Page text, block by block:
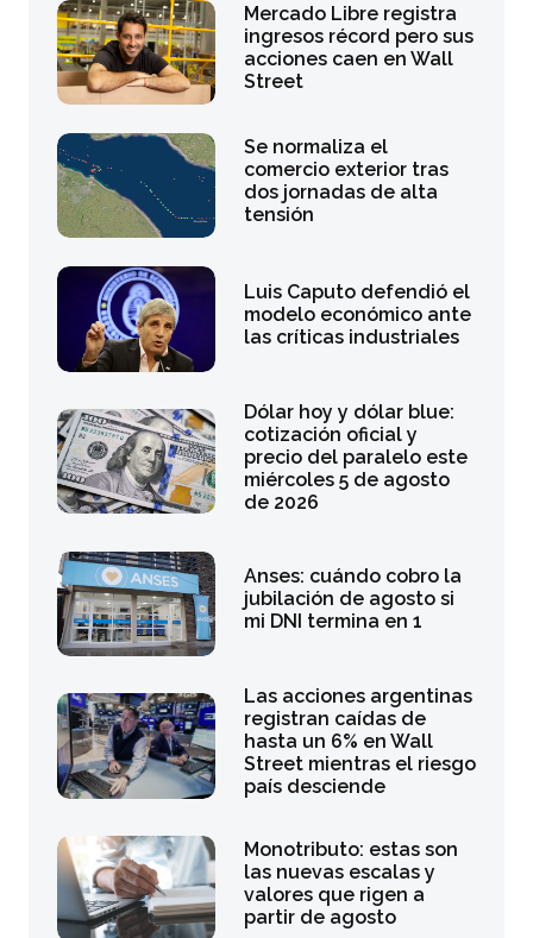
Mercado Libre registra
ingresos récord pero sus
acciones caen en Wall
Street
Se normaliza el
comercio exterior tras
dos jornadas de alta
tensión
Luis Caputo defendió el
modelo económico ante
las críticas industriales
Dólar hoy y dólar blue:
cotización oficial y
precio del paralelo este
miércoles 5 de agosto
de 2026
Anses: cuándo cobro la
jubilación de agosto si
mi DNI termina en 1
Las acciones argentinas
registran caídas de
hasta un 6% en Wall
Street mientras el riesgo
país desciende
Monotributo: estas son
las nuevas escalas y
valores que rigen a
partir de agosto